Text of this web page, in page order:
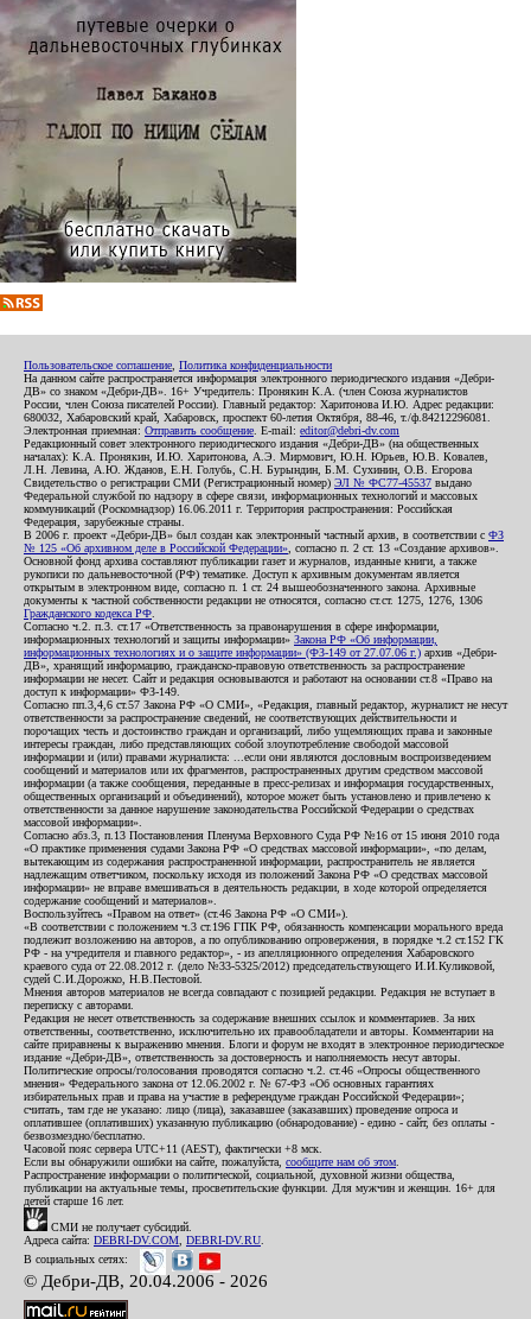
Пользовательское соглашение Политика конфиденциальности
На данном сайте распространяется информация электронного периодического издания «Дебри-
ДВ» со знаком «Дебри-ДВ». 16+ Учредитель: Пронякин К.А. (член Союза журналистов
России, член Союза писателей России). Главный редактор: Харитонова И.Ю. Адрес редакции:
680032, Хабаровский край, Хабаровск, проспект 60-летия Октября, 88-46, т./ф.84212296081.
Электронная приемная: Отправить сообщение . E-mail: editor@debri-dv.com
Редакционный совет электронного периодического издания «Дебри-ДВ» (на общественных
началах): К.А. Пронякин, И.Ю. Харитонова, А.Э. Мирмович, Ю.Н. Юрьев, Ю.В. Ковалев,
Л.Н. Левина, А.Ю. Жданов, Е.Н. Голубь, С.Н. Бурындин, Б.М. Сухинин, О.В. Егорова
Свидетельство о регистрации СМИ (Регистрационный номер) ЭЛ № ФС77-45537 выдано
Федеральной службой по надзору в сфере связи, информационных технологий и массовых
коммуникаций (Роскомнадзор) 16.06.2011 г. Территория распространения: Российская
Федерация, зарубежные страны.
В 2006 г. проект «Дебри-ДВ» был создан как электронный частный архив, в соответствии с ФЗ
№ 125 «Об архивном деле в Российской Федерации» , согласно п. 2 ст. 13 «Создание архивов».
Основной фонд архива составляют публикации газет и журналов, изданные книги, а также
рукописи по дальневосточной (РФ) тематике. Доступ к архивным документам является
открытым в электронном виде, согласно п. 1 ст. 24 вышеобозначенного закона. Архивные
документы к частной собственности редакции не относятся, согласно ст.ст. 1275, 1276, 1306
Гражданского кодекса РФ
Согласно ч.2. п.3. ст.17 «Ответственность за правонарушения в сфере информации,
информационных технологий и защиты информации» Закона РФ «Об информации,
информационных технологиях и о защите информации» (ФЗ-149 от 27.07.06 г.) архив «Дебри-
ДВ», хранящий информацию, гражданско-правовую ответственность за распространение
информации не несет. Сайт и редакция основываются и работают на основании ст.8 «Право на
доступ к информации» ФЗ-149.
Согласно пп.3,4,6 ст.57 Закона РФ «О СМИ», «Редакция, главный редактор, журналист не несут
ответственности за распространение сведений, не соответствующих действительности и
порочащих честь и достоинство граждан и организаций, либо ущемляющих права и законные
интересы граждан, либо представляющих собой злоупотребление свободой массовой
информации и (или) правами журналиста: ...если они являются дословным воспроизведением
сообщений и материалов или их фрагментов, распространенных другим средством массовой
информации (а также сообщения, переданные в пресс-релизах и информация государственных,
общественных организаций и объединений), которое может быть установлено и привлечено к
ответственности за данное нарушение законодательства Российской Федерации о средствах
массовой информации».
Согласно абз.3, п.13 Постановления Пленума Верховного Суда РФ №16 от 15 июня 2010 года
«О практике применения судами Закона РФ «О средствах массовой информации», «по делам,
вытекающим из содержания распространенной информации, распространитель не является
надлежащим ответчиком, поскольку исходя из положений Закона РФ «О средствах массовой
информации» не вправе вмешиваться в деятельность редакции, в ходе которой определяется
содержание сообщений и материалов».
Воспользуйтесь «Правом на ответ» (ст.46 Закона РФ «О СМИ»).
«В соответствии с положением ч.3 ст.196 ГПК РФ, обязанность компенсации морального вреда
подлежит возложению на авторов, а по опубликованию опровержения, в порядке ч.2 ст.152 ГК
РФ - на учредителя и главного редактор», - из апелляционного определения Хабаровского
краевого суда от 22.08.2012 г. (дело №33-5325/2012) председательствующего И.И.Куликовой,
судей С.И.Дорожко, Н.В.Пестовой.
Мнения авторов материалов не всегда совпадают с позицией редакции. Редакция не вступает в
переписку с авторами.
Редакция не несет ответственность за содержание внешних ссылок и комментариев. За них
ответственны, соответственно, исключительно их правообладатели и авторы. Комментарии на
сайте приравнены к выражению мнения. Блоги и форум не входят в электронное периодическое
издание «Дебри-ДВ», ответственность за достоверность и наполняемость несут авторы.
Политические опросы/голосования проводятся согласно ч.2. ст.46 «Опросы общественного
мнения» Федерального закона от 12.06.2002 г. № 67-ФЗ «Об основных гарантиях
избирательных прав и права на участие в референдуме граждан Российской Федерации»;
считать, там где не указано: лицо (лица), заказавшее (заказавших) проведение опроса и
оплатившее (оплативших) указанную публикацию (обнародование) - едино - сайт, без оплаты -
безвозмездно/бесплатно.
Часовой пояс сервера UTC+11 (AEST), фактически +8 мск.
Если вы обнаружили ошибки на сайте, пожалуйста, сообщите нам об этом
Распространение информации о политической, социальной, духовной жизни общества,
публикации на актуальные темы, просветительские функции. Для мужчин и женщин. 16+ для
детей старше 16 лет.
СМИ не получает субсидий.
Адреса сайта: DEBRI-DV.COM DEBRI-DV.RU
В социальных сетях:
© Дебри-ДВ, 20.04.2006 - 2026